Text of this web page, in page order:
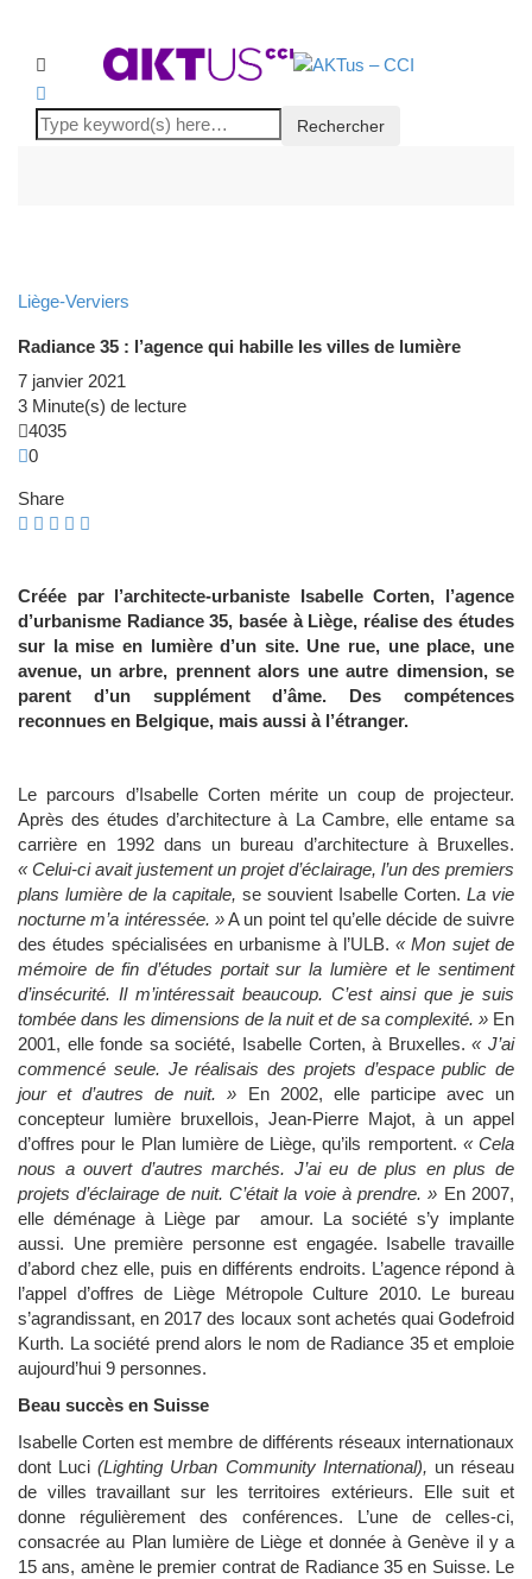
Liège-Verviers
Radiance 35 : l’agence qui habille les villes de lumière
7 janvier 2021
3 Minute(s) de lecture
4035
0
Share
Créée par l’architecte-urbaniste Isabelle Corten, l’agence
d’urbanisme Radiance 35, basée à Liège, réalise des études
sur la mise en lumière d’un site. Une rue, une place, une
avenue, un arbre, prennent alors une autre dimension, se
parent d’un supplément d’âme. Des compétences
reconnues en Belgique, mais aussi à l’étranger.
Le parcours d’Isabelle Corten mérite un coup de projecteur.
Après des études d’architecture à La Cambre, elle entame sa
carrière en 1992 dans un bureau d’architecture à Bruxelles.
« Celui-ci avait justement un projet d’éclairage, l’un des premiers
plans lumière de la capitale, se souvient Isabelle Corten. La vie
nocturne m’a intéressée. »A un point tel qu’elle décide de suivre
des études spécialisées en urbanisme à l’ULB.« Mon sujet de
mémoire de fin d’études portait sur la lumière et le sentiment
d’insécurité. Il m’intéressait beaucoup. C’est ainsi que je suis
tombée dans les dimensions de la nuit et de sa complexité. » En
2001, elle fonde sa société, Isabelle Corten, à Bruxelles.« J’ai
commencé seule. Je réalisais des projets d’espace public de
jour et d’autres de nuit. » En 2002, elle participe avec un
concepteur lumière bruxellois, Jean-Pierre Majot, à un appel
d’offres pour le Plan lumière de Liège, qu’ils remportent. « Cela
nous a ouvert d’autres marchés. J’ai eu de plus en plus de
projets d’éclairage de nuit. C’était la voie à prendre. » En 2007,
elle déménage à Liège par amour. La société s’y implante
aussi. Une première personne est engagée. Isabelle travaille
d’abord chez elle, puis en différents endroits. L’agence répond à
l’appel d’offres de Liège Métropole Culture 2010. Le bureau
s’agrandissant, en 2017 des locaux sont achetés quai Godefroid
Kurth. La société prend alors le nom de Radiance 35 et emploie
aujourd’hui 9 personnes.
Beau succès en Suisse
Isabelle Corten est membre de différents réseaux internationaux
dont Luci(Lighting Urban Community International), un réseau
de villes travaillant sur les territoires extérieurs. Elle suit et
donne régulièrement des conférences. L’une de celles-ci,
consacrée au Plan lumière de Liège et donnée à Genève il y a
15 ans, amène le premier contrat de Radiance 35 en Suisse. Le